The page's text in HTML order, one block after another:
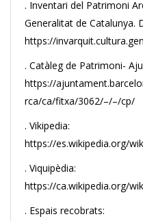
. Inventari del Patrimoni
Generalitat de Catalunya.
https://
. Catàleg de Patrimoni-
https://
rca/ca/fitxa/3062/–/–/cp/
. Vikipedia:
https://es.wikipedia.org/
. Viquipèdia:
https://ca.wikipedia.org/
. Espais recobrats: